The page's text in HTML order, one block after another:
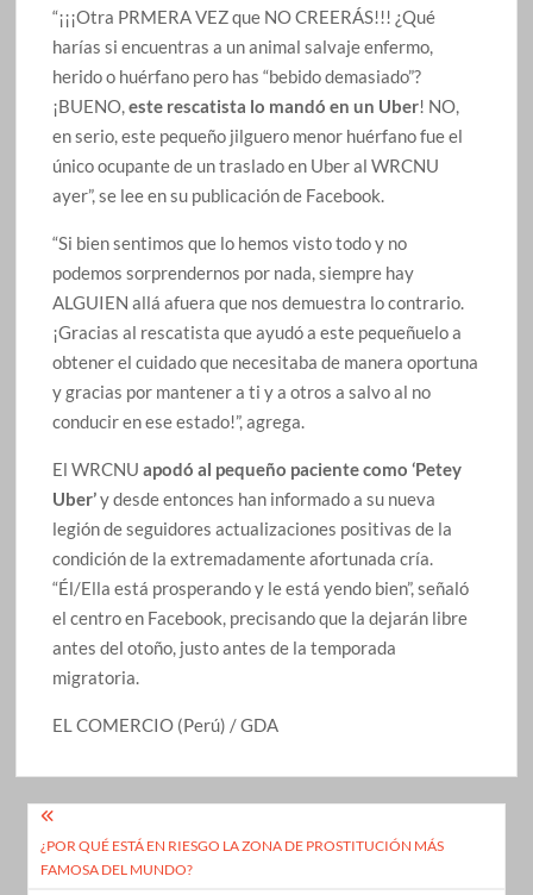
“¡¡¡Otra PRMERA VEZ que NO CREERÁS!!! ¿Qué
harías si encuentras a un animal salvaje enfermo,
herido o huérfano pero has “bebido demasiado”?
¡BUENO,este rescatista lo mandó en un Uber! NO,
en serio, este pequeño jilguero menor huérfano fue el
único ocupante de un traslado en Uber al WRCNU
ayer”, se lee en su publicación de Facebook.
“Si bien sentimos que lo hemos visto todo y no
podemos sorprendernos por nada, siempre hay
ALGUIEN allá afuera que nos demuestra lo contrario.
¡Gracias al rescatista que ayudó a este pequeñuelo a
obtener el cuidado que necesitaba de manera oportuna
y gracias por mantener a ti y a otros a salvo al no
conducir en ese estado!”, agrega.
El WRCNUapodó al pequeño paciente como ‘Petey
Uber’y desde entonces han informado a su nueva
legión de seguidores actualizaciones positivas de la
condición de la extremadamente afortunada cría.
“Él/Ella está prosperando y le está yendo bien”, señaló
el centro en Facebook, precisando que la dejarán libre
antes del otoño, justo antes de la temporada
migratoria.
EL COMERCIO (Perú) / GDA
Navegación
de
¿POR QUÉ ESTÁ EN RIESGO LA ZONA DE PROSTITUCIÓN MÁS
FAMOSA DEL MUNDO?